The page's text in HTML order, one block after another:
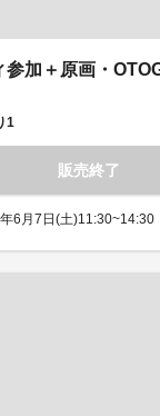
加＋原画・
1
販売終了
6月7日(土)11:30~14:30